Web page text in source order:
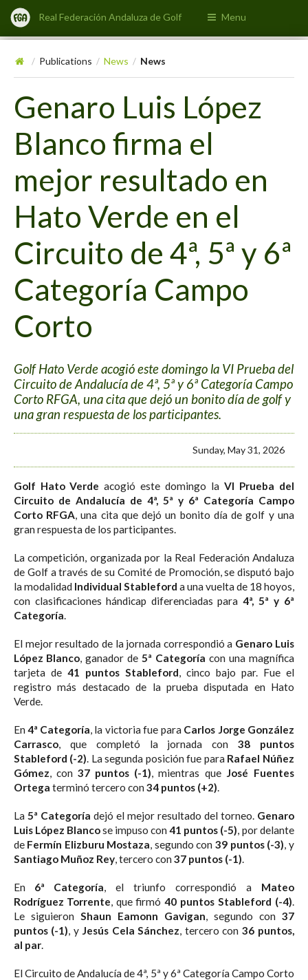
Real Federación Andaluza de Golf Menu
/ Publications / News / News
Genaro Luis López
Blanco firma el
mejor resultado en
Hato Verde en el
Circuito de 4ª, 5ª y 6ª
Categoría Campo
Corto
Golf Hato Verde acogió este domingo la VI Prueba del
Circuito de Andalucía de 4ª, 5ª y 6ª Categoría Campo
Corto RFGA, una cita que dejó un bonito día de golf y
una gran respuesta de los participantes.
Sunday, May 31, 2026
Golf Hato Verde acogió este domingo la VI Prueba del
Circuito de Andalucía de 4ª, 5ª y 6ª Categoría Campo
Corto RFGA, una cita que dejó un bonito día de golf y una
gran respuesta de los participantes.
La competición, organizada por la Real Federación Andaluza
de Golf a través de su Comité de Promoción, se disputó bajo
la modalidad Individual Stableford a una vuelta de 18 hoyos,
con clasificaciones hándicap diferenciadas para 4ª, 5ª y 6ª
Categoría.
El mejor resultado de la jornada correspondió a Genaro Luis
López Blanco, ganador de 5ª Categoría con una magnífica
tarjeta de 41 puntos Stableford, cinco bajo par. Fue el
registro más destacado de la prueba disputada en Hato
Verde.
En4ª Categoría, la victoria fue para Carlos Jorge González
Carrasco, que completó la jornada con 38 puntos
Stableford (-2). La segunda posición fue para Rafael Núñez
Gómez, con 37 puntos (-1), mientras que José Fuentes
Ortega terminó tercero con34 puntos (+2).
La 5ª Categoría dejó el mejor resultado del torneo. Genaro
Luis López Blancose impuso con41 puntos (-5), por delante
de Fermín Elizburu Mostaza, segundo con 39 puntos (-3), y
Santiago Muñoz Rey, tercero con37 puntos (-1).
En 6ª Categoría, el triunfo correspondió a Mateo
Rodríguez Torrente, que firmó 40 puntos Stableford (-4).
Le siguieron Shaun Eamonn Gavigan, segundo con 37
puntos (-1), y Jesús Cela Sánchez, tercero con 36 puntos,
al par.
El Circuito de Andalucía de 4ª, 5ª y 6ª Categoría Campo Corto